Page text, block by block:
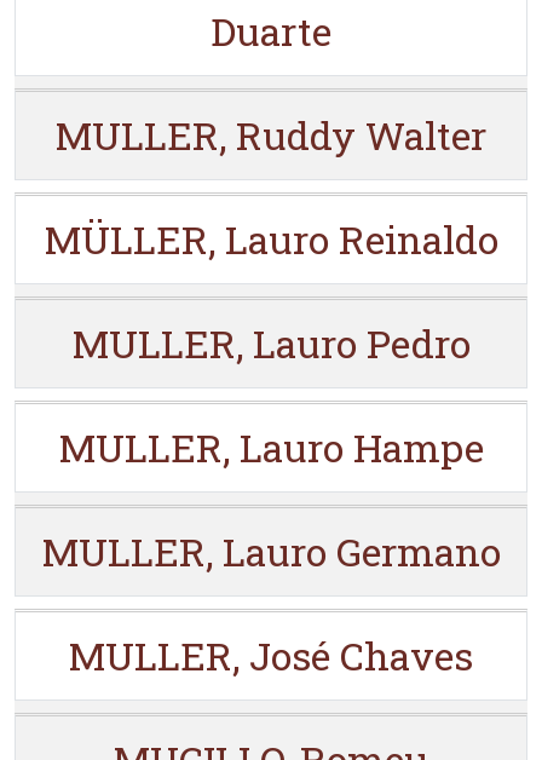
Duarte
MULLER, Ruddy Walter
MÜLLER, Lauro Reinaldo
MULLER, Lauro Pedro
MULLER, Lauro Hampe
MULLER, Lauro Germano
MULLER, José Chaves